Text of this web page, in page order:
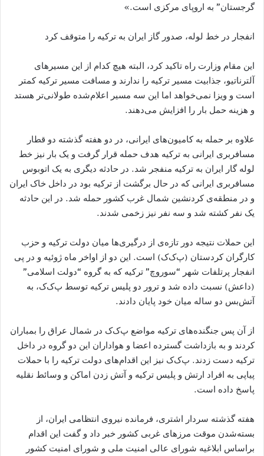
گرجستان” به اروپای مرکزی است.»
انفجار در خط لوله، صدور گاز ایران به ترکیه را متوقف کرد
این مقام وزارت راه تاکید کرد، البته هیچ کدام از این مسیرهای
آلترناتیو، جذابیت مسیر ترکیه را ندارند و مسافت مسیر ترکیه کمتر
است و ویزا نمی‌خواهد اما این سه مسیر اعلام‌شده طولانی‌تر هستد
و هزینه حمل بار را افزایش می‌دهند.
علاوه بر حمله به کامیون‌های ایرانی، در دو هفته گذشته دو قطار
مسافربری ایرانی به ترکیه هدف حمله قرار گرفت و یک بار نیز خط
لوله گار ایران به ترکیه منفجر شد. در حادثه دیگری به یک اتوبوس
مسافربری ایرانی که در حال برگشت از ترکیه بود در داخل خاک ایران
و در منطقه‌ی کردنشین شمال غرب کشور حمله شد. در این حادثه
یک نفر کشته شد و سه نفر نیز زخمی شدند.
این حملات نتیجه دور تازه‌ی از درگیری‌ها میان دولت ترکیه و حزب
کارگران کردستان (پ‌ک‌ک) است. این دو از اواخر ماه ژوئیه و در پی
انفجار پرتلفات شهر “سوروچ” ترکیه که به گروه “دولت اسلامی”
(داعش) نسبت داده شد و ترور دو پلیس ترکیه توسط پ‌ک‌ک، به
آتش‌بس دو ساله میان خود پایان دادند.
از آن پس جنگنده‌های ترکیه مواضع پ‌ک‌ک در شمال عراق را بمباران
کردند و به بازداشت گسترده اعضا و هواداران این دو گروه در داخل
ترکیه دست زدند. پ‌ک‌ک نیز این اقدام‌های دولت ترکیه را با حملات
پیاپی به افراد ارتش و پلیس ترکیه و آتش زدن اماکن و وسائط نقلیه
پاسخ داده است.
هفته گذشته سردار اشتری، فرمانده نیروی انتظامی ایران، از
بسته‌شدن موقت مرزهای غربی کشور خبر داد و گفت این اقدام
براساس ابلاغیه شورای عالی امنیت ملی و شورای امنیت کشور